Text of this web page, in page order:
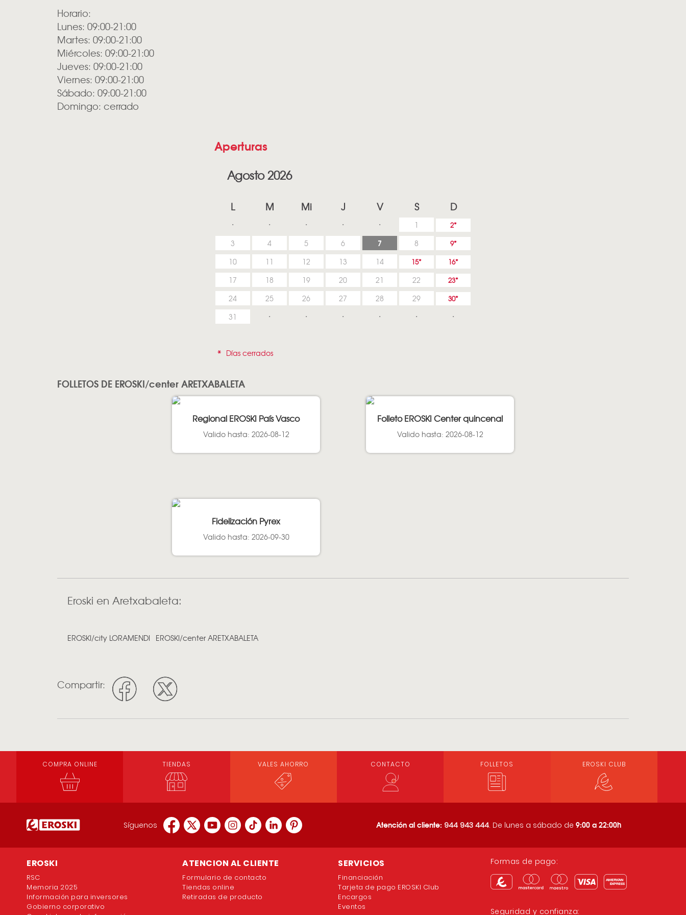
Horario:
Lunes: 09:00-21:00
Martes: 09:00-21:00
Miércoles: 09:00-21:00
Jueves: 09:00-21:00
Viernes: 09:00-21:00
Sábado: 09:00-21:00
Domingo: cerrado
Aperturas
Agosto 2026
L M Mi J V S D
1 2
3 4 5 6 7 8 9
10 11 12 13 14 15 16
17 18 19 20 21 22 23
24 25 26 27 28 29 30
31
* Días cerrados
FOLLETOS DE EROSKI/center ARETXABALETA
Regional EROSKI País Vasco
Valido hasta: 2026-08-12
Folleto EROSKI Center quincenal
Valido hasta: 2026-08-12
Fidelización Pyrex
Valido hasta: 2026-09-30
Eroski en Aretxabaleta:
EROSKI/city LORAMENDI EROSKI/center ARETXABALETA
Compartir:
COMPRA ONLINE TIENDAS VALES AHORRO CONTACTO FOLLETOS EROSKI CLUB
Síguenos Atención al cliente: 944 943 444. De lunes a sábado de 9:00 a 22:00h
EROSKI
RSC
Memoria 2025
Información para inversores
Gobierno corporativo
ATENCION AL CLIENTE
Formulario de contacto
Tiendas online
Retiradas de producto
SERVICIOS
Financiación
Tarjeta de pago EROSKI Club
Encargos
Eventos
Formas de pago:
Seguridad y confianza: